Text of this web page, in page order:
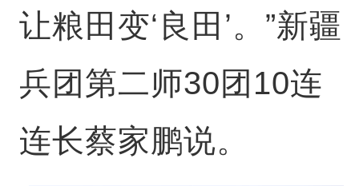
让粮田变‘良田’。”新疆
兵团第二师30团10连
连长蔡家鹏说。